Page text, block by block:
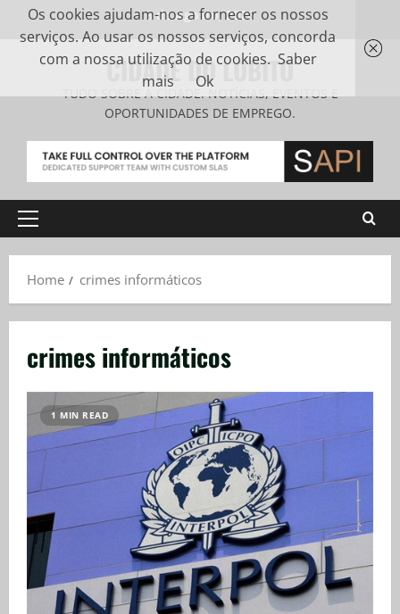
6 de Agosto, 2026
CIDADE DO LOBITO
TUDO SOBRE A CIDADE. NOTÍCIAS, EVENTOS E
OPORTUNIDADES DE EMPREGO.
Home crimes informáticos
crimes informáticos
1 MIN READ
Os cookies ajudam-nos a fornecer os nossos
serviços. Ao usar os nossos serviços, concorda
com a nossa utilização de cookies. Saber
mais
Ok